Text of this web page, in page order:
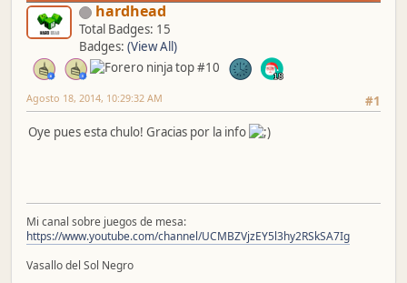
hardhead
Total Badges: 15
Badges: (View All)
#1
Agosto 18, 2014, 10:29:32 AM
Oye pues esta chulo! Gracias por la info
Mi canal sobre juegos de mesa:
https://www.youtube.com/channel/UCMBZVjzEY5l3hy2RSkSA7Ig
Vasallo del Sol Negro